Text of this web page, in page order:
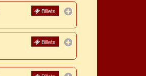
Billets
Billets